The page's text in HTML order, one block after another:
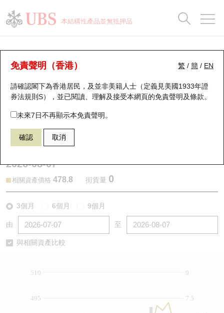
本結構性產品並無抵押品
繁 / 簡 / EN
免責聲明（香港）
請確認閣下為香港居民，及並非美籍人士（定義見美國1933年證
券法規則S），並已閱讀、理解及接受本網頁的免責聲明及條款。
未來7日不再顯示本免責聲明。
確認 取消
認股證分析儀
表現 街貨統計 比較
14643 瑞銀認購 0700 騰訊控股
2026-08-07
相關資產價格 478.8 街貨量 0
3個月 6個月 9個月
由 至
與相關資產比較
7.5
9
495
510
瑞銀認股證一覽
新發行瑞銀認股證
即將到期認股證
認股證到期結算價查詢
認股證分析儀
認股證/牛熊證日誌
街貨統計
比較
牛熊全景快搜
牛熊證搜尋
牛熊證街貨分佈圖
正股牛熊證列表
新發行瑞銀牛熊證
牛熊證到期結算價查詢
街貨統計
比較
十大升幅/跌幅
十大認股證成交分佈
十天股證佔大市成交
資金流
街貨統計
正股分析儀
二十大活躍股份
恒指成份股
國指成份股
科指成份股
中資ETFs溢價比較
持股比重
顯示所有持股比重
每月輪證大市專題
輪證專欄
講座及教育短片
認股證投資者教育
牛熊證投資者教育